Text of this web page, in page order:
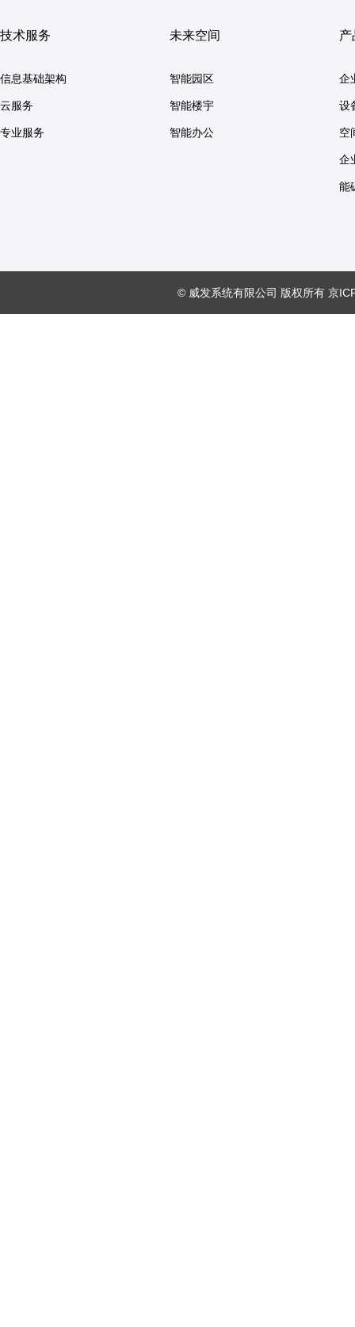
技术服务
信息基础架构
云服务
专业服务
未来空间
智能园区
智能楼宇
智能办公
产
企
设
空
企
能
© 威发系统有限公司 版权所有 京